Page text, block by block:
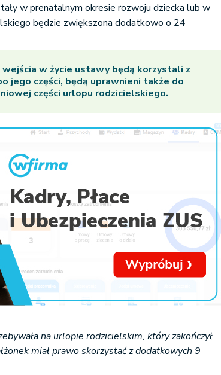
w prenatalnym okresie rozwoju dziecka lub w
będzie zwiększona dodatkowo o 24
w życie ustawy będą korzystali z
jego części, będą uprawnieni także do
części urlopu rodzicielskiego.
na urlopie rodzicielskim, który zakończył
miał prawo skorzystać z dodatkowych 9